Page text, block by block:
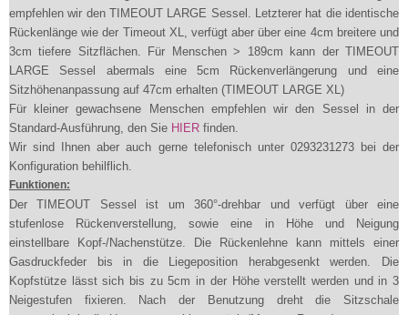
empfehlen wir den TIMEOUT LARGE Sessel. Letzterer hat die identische
Rückenlänge wie der Timeout XL, verfügt aber über eine 4cm breitere und
3cm tiefere Sitzflächen. Für Menschen > 189cm kann der TIMEOUT
LARGE Sessel abermals eine 5cm Rückenverlängerung und eine
Sitzhöhenanpassung auf 47cm erhalten (TIMEOUT LARGE XL)
Für kleiner gewachsene Menschen empfehlen wir den Sessel in der
Standard-Ausführung, den Sie HIER finden.
Wir sind Ihnen aber auch gerne telefonisch unter 0293231273 bei der
Konfiguration behilflich.
Funktionen:
Der TIMEOUT Sessel ist um 360°-drehbar und verfügt über eine
stufenlose Rückenverstellung, sowie eine in Höhe und Neigung
einstellbare Kopf-/Nachenstütze. Die Rückenlehne kann mittels einer
Gasdruckfeder bis in die Liegeposition herabgesenkt werden. Die
Kopfstütze lässt sich bis zu 5cm in der Höhe verstellt werden und in 3
Neigestufen fixieren. Nach der Benutzung dreht die Sitzschale